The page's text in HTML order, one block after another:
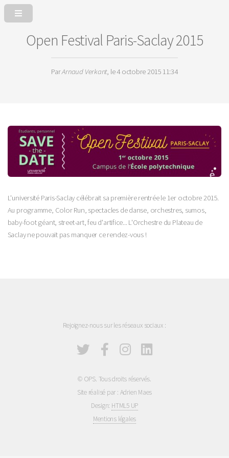
Open Festival Paris-Saclay 2015
ParArnaud Verkant, le 4 octobre 2015 11:34
L'université Paris-Saclay célébrait sa première rentrée le 1er octobre 2015.
Au programme, Color Run, spectacles de danse, orchestres, sumos,
baby-foot géant, street-art, feu d'artifice... L'Orchestre du Plateau de
Saclay ne pouvait pas manquer ce rendez-vous !
Rejoignez-nous sur les réseaux sociaux :
© OPS. Tous droits réservés.
Site réalisé par : Adrien Maes
Design: HTML5 UP
Mentions légales